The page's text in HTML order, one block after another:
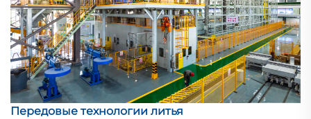
Передовые технологии литья